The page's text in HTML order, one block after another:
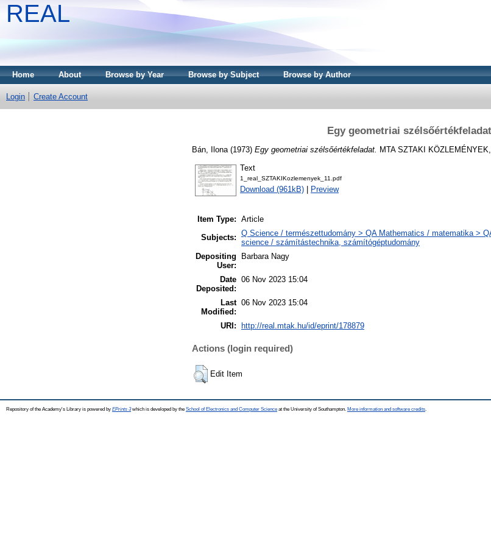
REAL
Home About Browse by Year Browse by Subject Browse by Author
Login Create Account
Egy geometriai szélsőértékfeladat
Bán, Ilona (1973) Egy geometriai szélsőértékfeladat. MTA SZTAKI
Text
1_real_SZTAKIKozlemenyek_11.pdf
Download (961kB) Preview
Item Type: Article
Subjects: Q Science / természettudomány > QA Mathematics / matematika >
science / számítástechnika, számítógéptudomány
Depositing
User:
Barbara Nagy
Date
Deposited:
06 Nov 2023 15:04
Last
Modified:
06 Nov 2023 15:04
URI: http://real.mtak.hu/id/eprint/178879
Actions (login required)
Edit Item
Repository of the Academy's Library is powered by EPrints 3which is developed by the School of Electronics and Computer Science at the University of Southampton. More information and software credits